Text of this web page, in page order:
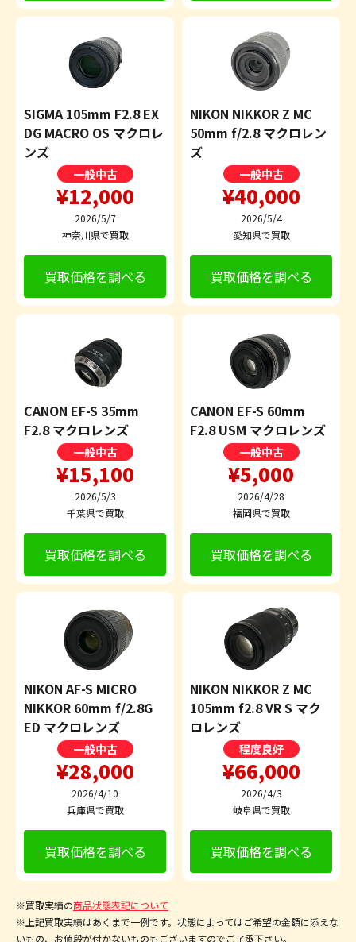
SIGMA 105mm F2.8 EX
DG MACRO OS マクロレ
ンズ
一般中古
¥12,000
2026/5/7
神奈川県で買取
買取価格を調べる
NIKON NIKKOR Z MC
50mm f/2.8 マクロレン
ズ
一般中古
¥40,000
2026/5/4
愛知県で買取
買取価格を調べる
CANON EF-S 35mm
F2.8 マクロレンズ
一般中古
¥15,100
2026/5/3
千葉県で買取
買取価格を調べる
CANON EF-S 60mm
F2.8 USM マクロレンズ
一般中古
¥5,000
2026/4/28
福岡県で買取
買取価格を調べる
NIKON AF-S MICRO
NIKKOR 60mm f/2.8G
ED マクロレンズ
一般中古
¥28,000
2026/4/10
兵庫県で買取
買取価格を調べる
NIKON NIKKOR Z MC
105mm f2.8 VR S マク
ロレンズ
程度良好
¥66,000
2026/4/3
岐阜県で買取
買取価格を調べる
※買取実績の商品状態表記について
※上記買取実績はあくまで一例です。状態によってはご希望の金額に添えな
いもの、お値段が付かないものもございますのでご了承下さい。